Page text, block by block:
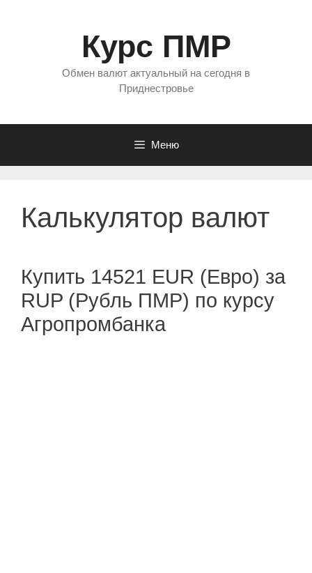
Курс ПМР
Обмен валют актуальный на сегодня в
Приднестровье
Меню
Калькулятор валют
Купить 14521 EUR (Евро) за
RUP (Рубль ПМР) по курсу
Агропромбанка